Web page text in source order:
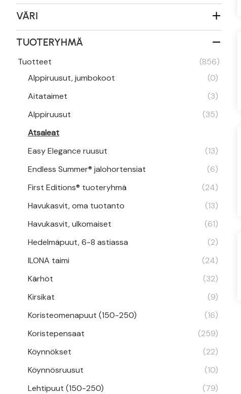
VÄRI
TUOTERYHMÄ
Tuotteet
(856)
Alppiruusut, jumbokoot
(0)
Aitataimet
(3)
Alppiruusut
(35)
Atsaleat
Easy Elegance ruusut
(13)
Endless Summer® jalohortensiat
(6)
First Editions® tuoteryhmä
(24)
Havukasvit, oma tuotanto
(13)
Havukasvit, ulkomaiset
(61)
Hedelmäpuut, 6-8 astiassa
(2)
ILONA taimi
(24)
Kärhöt
(32)
Kirsikat
(9)
Koristeomenapuut (150-250)
(16)
Koristepensaat
(259)
Köynnökset
(22)
Köynnösruusut
(10)
Lehtipuut (150-250)
(79)